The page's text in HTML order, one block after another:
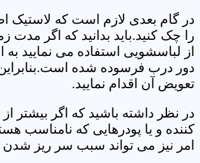
در گام بعدی لازم است که لاستیک
را چک کنید.باید بدانید که اگر
از لباسشویی استفاده می نمایید به
دور درب فرسوده شده
تعویض آن اقدام نمایید.
در نظر داشته باشید که اگر بیشتر از
کننده و یا پودرهایی که نامناسب
امر نیز می تواند سبب سر ریز